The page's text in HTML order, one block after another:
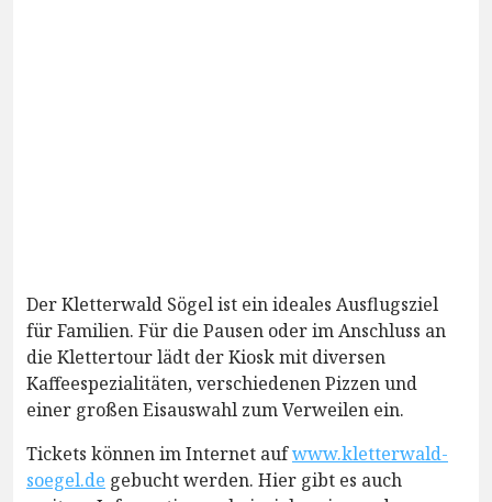
Der Kletterwald Sögel ist ein ideales Ausflugsziel
für Familien. Für die Pausen oder im Anschluss an
die Klettertour lädt der Kiosk mit diversen
Kaffeespezialitäten, verschiedenen Pizzen und
einer großen Eisauswahl zum Verweilen ein.
Tickets können im Internet aufwww.kletterwald-
soegel.de gebucht werden. Hier gibt es auch